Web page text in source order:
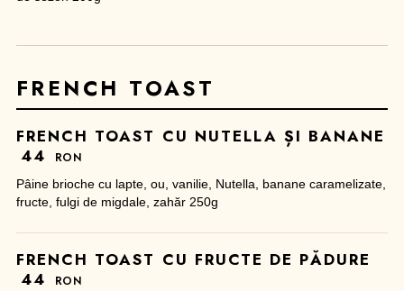
FRENCH TOAST
FRENCH TOAST CU NUTELLA ȘI BANANE
44
RON
Pâine brioche cu lapte, ou, vanilie, Nutella, banane caramelizate,
fructe, fulgi de migdale, zahăr 250g
FRENCH TOAST CU FRUCTE DE PĂDURE
44
RON